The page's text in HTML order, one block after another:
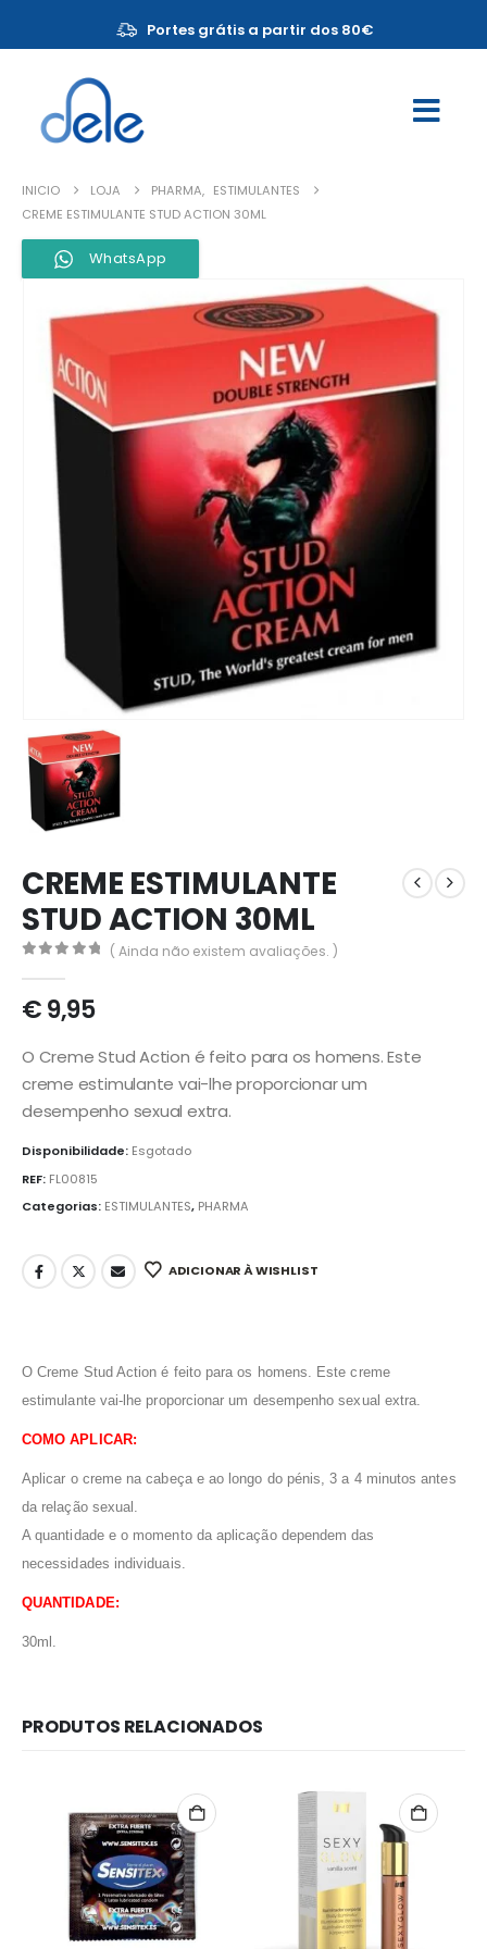
Portes grátis a partir dos 80€
INICIO LOJA PHARMA, ESTIMULANTES
CREME ESTIMULANTE STUD ACTION 30ML
WhatsApp
CREME ESTIMULANTE
STUD ACTION 30ML
( Ainda não existem avaliações. )
€9,95
O Creme Stud Action é feito para os homens. Este
creme estimulante vai-lhe proporcionar um
desempenho sexual extra.
Disponibilidade: Esgotado
REF: FL00815
Categorias: ESTIMULANTES, PHARMA
ADICIONAR À WISHLIST
O Creme Stud Action é feito para os homens. Este creme
estimulante vai-lhe proporcionar um desempenho sexual extra.
COMO APLICAR:
Aplicar o creme na cabeça e ao longo do pénis, 3 a 4 minutos antes
da relação sexual.
A quantidade e o momento da aplicação dependem das
necessidades individuais.
QUANTIDADE:
30ml.
PRODUTOS RELACIONADOS
Redes Sociais